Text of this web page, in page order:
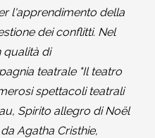
l'apprendimento della
dei conflitti. Nel
qualità di
teatrale "Il teatro
spettacoli teatrali
Spirito allegro di Noël
Agatha Cristhie,